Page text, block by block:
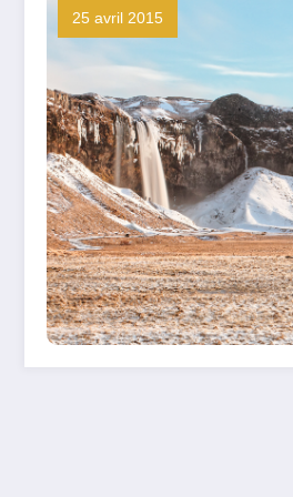
25 avril 2015